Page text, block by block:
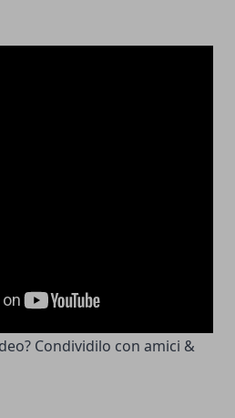
Condividilo con amici &